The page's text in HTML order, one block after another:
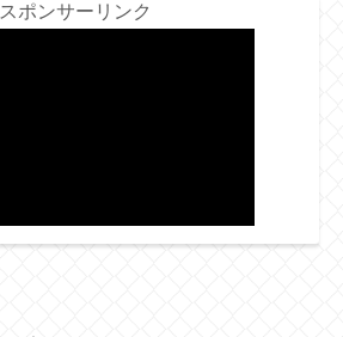
スポンサーリンク